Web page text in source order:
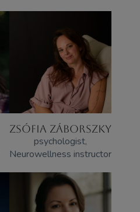
ZSÓFIA ZÁBORSZKY
psychologist,
Neurowellness instructor